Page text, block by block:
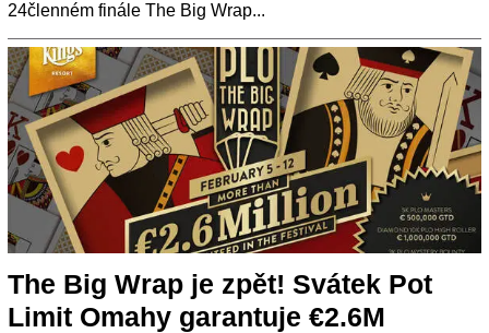
24členném finále The Big Wrap...
The Big Wrap je zpět! Svátek Pot
Limit Omahy garantuje €2.6M